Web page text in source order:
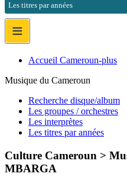
Les titres par années
≡
Accueil Cameroun-plus
Musique du Cameroun
Recherche disque/album
Les groupes / orchestres
Les interprètes
Les titres par années
Culture Cameroun >
MBARGA